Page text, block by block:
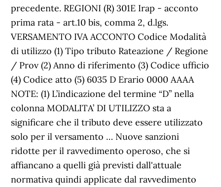
precedente. REGIONI (R) 301E Irap - acconto
prima rata - art.10 bis, comma 2, d.lgs.
VERSAMENTO IVA ACCONTO Codice Modalità
di utilizzo (1) Tipo tributo Rateazione / Regione
/ Prov (2) Anno di riferimento (3) Codice ufficio
(4) Codice atto (5) 6035 D Erario 0000 AAAA
NOTE: (1) L’indicazione del termine “D” nella
colonna MODALITA’ DI UTILIZZO sta a
significare che il tributo deve essere utilizzato
solo per il versamento … Nuove sanzioni
ridotte per il ravvedimento operoso, che si
affiancano a quelli già previsti dall'attuale
normativa quindi applicate dal ravvedimento